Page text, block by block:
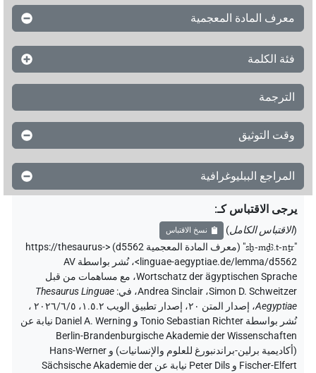
معرف المادة المعجمية
فئة الكلمة
الترجمة
وقت التوثيق
المراجع الببليوغرافية
يرجى الاقتباس كـ:
(الاقتباس الكامل) نسخ الاقتباس
"
sẖ-mḏꜣ.t-nṯr
"
(معرف المادة المعجمية d5562) <https://thesaurus-
linguae-aegyptiae.de/lemma/d5562> ،
نُشر بواسطة AV
Wortschatz der ägyptischen Sprache، مع مساهمات من قبل
Simon D. Schweitzer، Andrea Sinclair، في:
Thesaurus Linguae
Aegyptiae،
إصدار المتن ٢٠، إصدار تطبيق الويب ۱.٥.٢، ٢٠٢٦/٦/٥ ،
نُشر بواسطة Tonio Sebastian Richter و Daniel A. Werning نيابة عن
Berlin-Brandenburgische Akademie der Wissenschaften
(أكاديمية برلين-براندنبورغ للعلوم والإنسانيات) و Hans-Werner
Fischer-Elfert و Peter Dils نيابة عن Sächsische Akademie der